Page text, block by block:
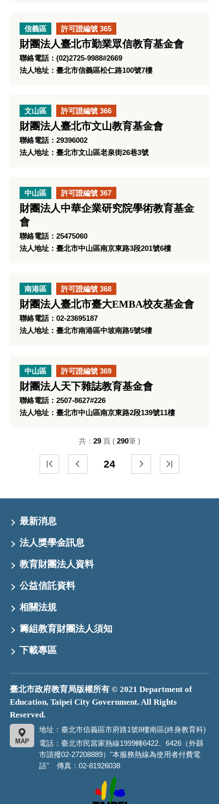
信義區 許可證編號 365
財團法人臺北市勤業眾信教育基金會
聯絡電話：(02)2725-9988#2669
法人地址：臺北市信義區松仁路100號7樓
文山區 許可證編號 366
財團法人臺北市文山教育基金會
聯絡電話：29396002
法人地址：臺北市文山區老泉街26巷3號
中山區 許可證編號 367
財團法人中華企業研究院學術教育基金
會
聯絡電話：25475060
法人地址：臺北市中山區南京東路3段201號6樓
南港區 許可證編號 368
財團法人臺北市臺大EMBA校友基金會
聯絡電話：02-23695187
法人地址：臺北市南港區中坡南路5號5樓
中山區 許可證編號 369
財團法人天下雜誌教育基金會
聯絡電話：2507-8627#226
法人地址：臺北市中山區南京東路2段139號11樓
24
共： 29 頁 ( 290筆 )
最新消息
法人獎學金訊息
教育財團法人資料
公益信託資料
相關法規
籌組教育財團法人須知
下載專區
臺北市政府教育局版權所有 © 2021 Department of
Education, Taipei City Government. All Rights
Reserved.
地址：臺北市信義區市府路1號8樓南區(終身教育科)
MAP
電話：臺北市民當家熱線1999轉6422、6426（外縣
市請撥02-27208889）"本服務熱線為使用者付費電
話" 傳真：02-81926038
市
政